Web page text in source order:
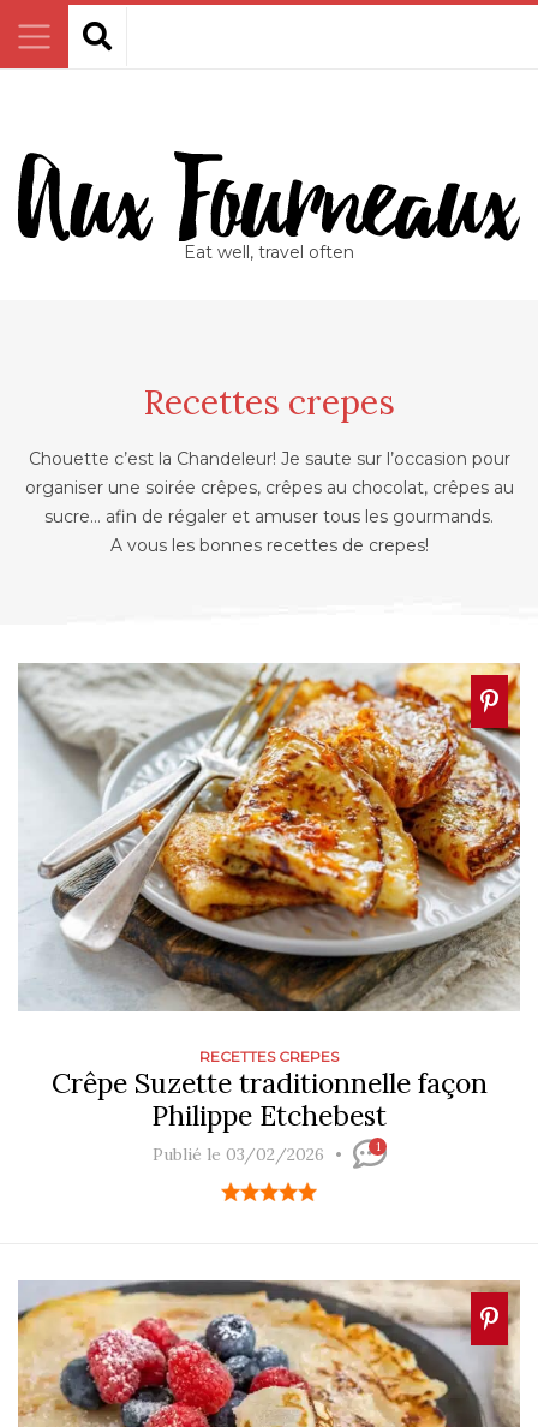
Eat well, travel often
Recettes crepes
Chouette c’est la Chandeleur! Je saute sur l’occasion pour
organiser une soirée crêpes, crêpes au chocolat, crêpes au
sucre… afin de régaler et amuser tous les gourmands.
A vous les bonnes recettes de crepes!
RECETTES CREPES
Crêpe Suzette traditionnelle façon
Philippe Etchebest
Publié le 03/02/2026 1